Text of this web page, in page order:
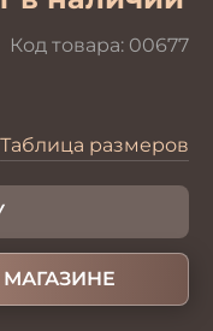
Код товара: 00677
Таблица размеров